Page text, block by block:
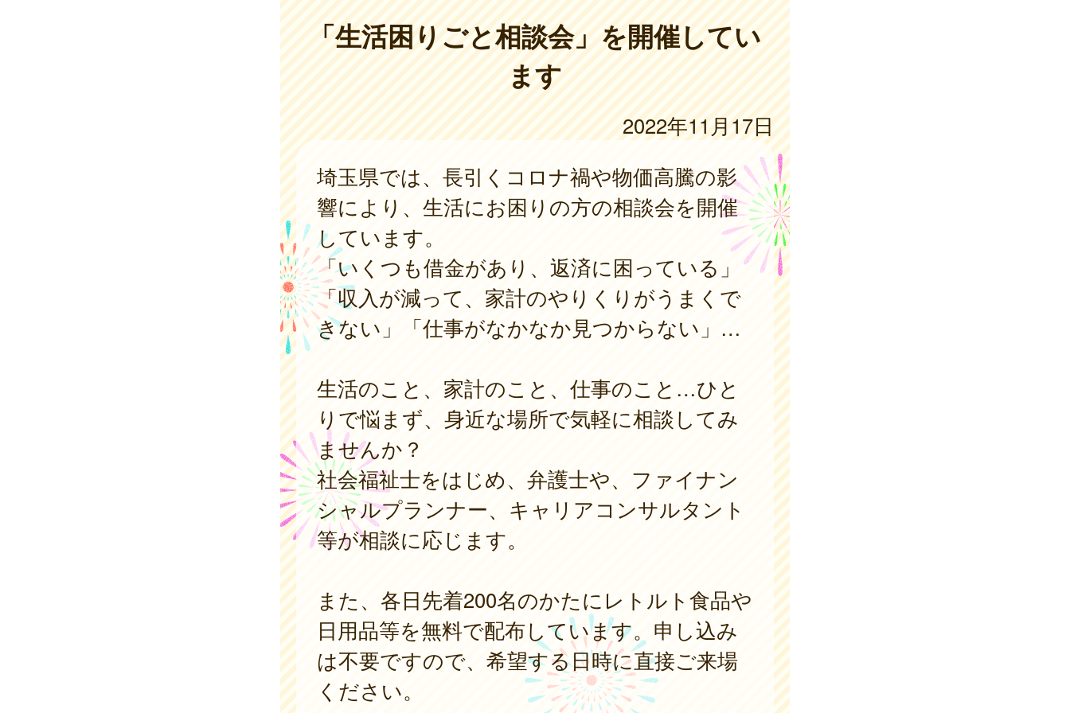
「生活困りごと相談会」を開催してい
ます
2022年11月17日
埼玉県では、長引くコロナ禍や物価高騰の影
響により、生活にお困りの方の相談会を開催
しています。
「いくつも借金があり、返済に困っている」
「収入が減って、家計のやりくりがうまくで
きない」「仕事がなかなか見つからない」…
生活のこと、家計のこと、仕事のこと…ひと
りで悩まず、身近な場所で気軽に相談してみ
ませんか？
社会福祉士をはじめ、弁護士や、ファイナン
シャルプランナー、キャリアコンサルタント
等が相談に応じます。
また、各日先着200名のかたにレトルト食品や
日用品等を無料で配布しています。申し込み
は不要ですので、希望する日時に直接ご来場
ください。